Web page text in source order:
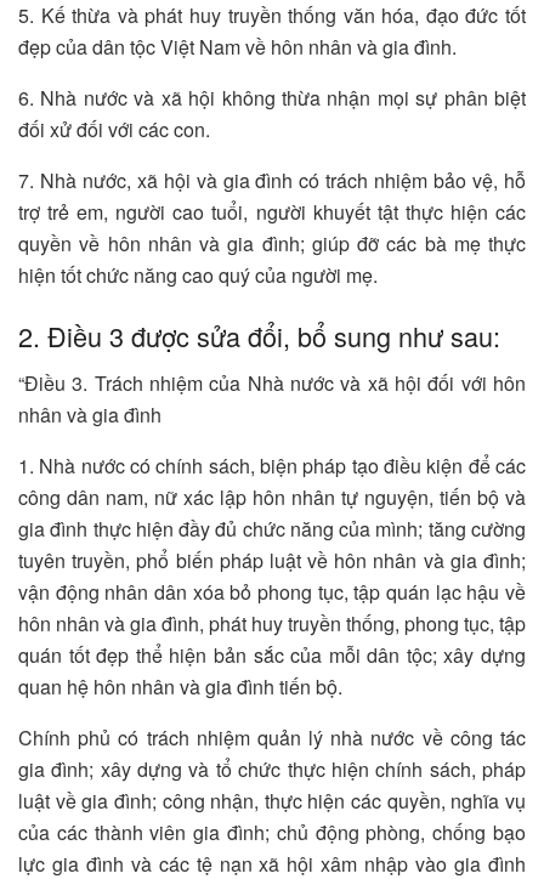
5. Kế thừa và phát huy truyền thống văn hóa, đạo đức tốt
đẹp của dân tộc Việt Nam về hôn nhân và gia đình.
6. Nhà nước và xã hội không thừa nhận mọi sự phân biệt
đối xử đối với các con.
7. Nhà nước, xã hội và gia đình có trách nhiệm bảo vệ, hỗ
trợ trẻ em, người cao tuổi, người khuyết tật thực hiện các
quyền về hôn nhân và gia đình; giúp đỡ các bà mẹ thực
hiện tốt chức năng cao quý của người mẹ.
2. Điều 3 được sửa đổi, bổ sung như sau:
“Điều 3. Trách nhiệm của Nhà nước và xã hội đối với hôn
nhân và gia đình
1. Nhà nước có chính sách, biện pháp tạo điều kiện để các
công dân nam, nữ xác lập hôn nhân tự nguyện, tiến bộ và
gia đình thực hiện đầy đủ chức năng của mình; tăng cường
tuyên truyền, phổ biến pháp luật về hôn nhân và gia đình;
vận động nhân dân xóa bỏ phong tục, tập quán lạc hậu về
hôn nhân và gia đình, phát huy truyền thống, phong tục, tập
quán tốt đẹp thể hiện bản sắc của mỗi dân tộc; xây dựng
quan hệ hôn nhân và gia đình tiến bộ.
Chính phủ có trách nhiệm quản lý nhà nước về công tác
gia đình; xây dựng và tổ chức thực hiện chính sách, pháp
luật về gia đình; công nhận, thực hiện các quyền, nghĩa vụ
của các thành viên gia đình; chủ động phòng, chống bạo
lực gia đình và các tệ nạn xã hội xâm nhập vào gia đình